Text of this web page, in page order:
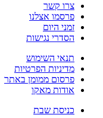
צרו קשר
פרסמו אצלנו
זמני היום
הסדרי נגישות
תנאי השימוש
מדיניות הפרטיות
פרסום ממומן באתר
אודות מאקו
כניסת שבת